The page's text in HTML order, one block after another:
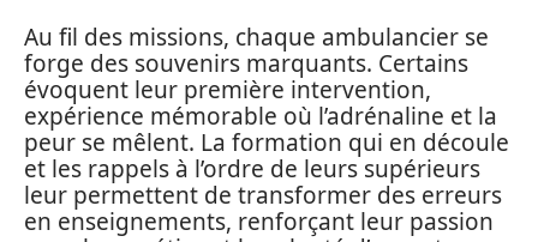
Au fil des missions, chaque ambulancier se
forge des souvenirs marquants. Certains
évoquent leur première intervention,
expérience mémorable où l’adrénaline et la
peur se mêlent. La formation qui en découle
et les rappels à l’ordre de leurs supérieurs
leur permettent de transformer des erreurs
en enseignements, renforçant leur passion